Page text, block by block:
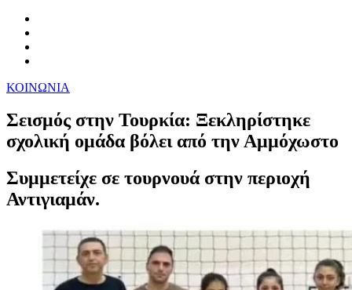
ΚΟΙΝΩΝΙΑ
Σεισμός στην Τουρκία: Ξεκληρίστηκε
σχολική ομάδα βόλει από την Αμμόχωστο
Συμμετείχε σε τουρνουά στην περιοχή
Αντιγιαμάν.